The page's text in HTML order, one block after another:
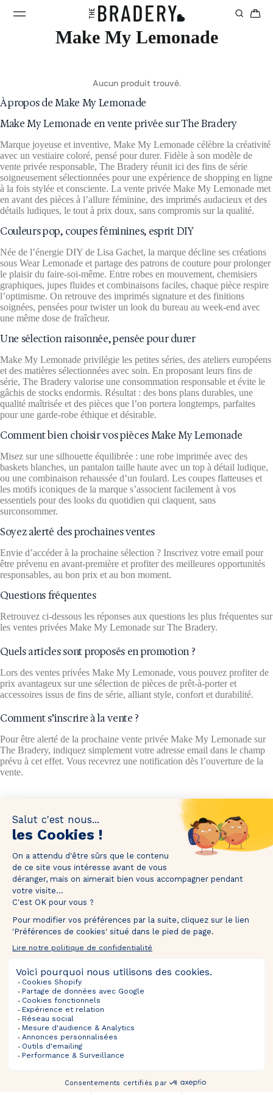
Make My Lemonade
Aucun produit trouvé.
À propos de Make My Lemonade
Make My Lemonade en vente privée sur The Bradery
Marque joyeuse et inventive, Make My Lemonade célèbre la créativité
avec un vestiaire coloré, pensé pour durer. Fidèle à son modèle de
vente privée responsable, The Bradery réunit ici des fins de série
soigneusement sélectionnées pour une expérience de shopping en ligne
à la fois stylée et consciente. La vente privée Make My Lemonade met
en avant des pièces à l’allure féminine, des imprimés audacieux et des
détails ludiques, le tout à prix doux, sans compromis sur la qualité.
Couleurs pop, coupes féminines, esprit DIY
Née de l’énergie DIY de Lisa Gachet, la marque décline ses créations
sous Wear Lemonade et partage des patrons de couture pour prolonger
le plaisir du faire‑soi‑même. Entre robes en mouvement, chemisiers
graphiques, jupes fluides et combinaisons faciles, chaque pièce respire
l’optimisme. On retrouve des imprimés signature et des finitions
soignées, pensées pour twister un look du bureau au week‑end avec
une même dose de fraîcheur.
Une sélection raisonnée, pensée pour durer
Make My Lemonade privilégie les petites séries, des ateliers européens
et des matières sélectionnées avec soin. En proposant leurs fins de
série, The Bradery valorise une consommation responsable et évite le
gâchis de stocks endormis. Résultat : des bons plans durables, une
qualité maîtrisée et des pièces que l’on portera longtemps, parfaites
pour une garde‑robe éthique et désirable.
Comment bien choisir vos pièces Make My Lemonade
Misez sur une silhouette équilibrée : une robe imprimée avec des
baskets blanches, un pantalon taille haute avec un top à détail ludique,
ou une combinaison rehaussée d’un foulard. Les coupes flatteuses et
les motifs iconiques de la marque s’associent facilement à vos
essentiels pour des looks du quotidien qui claquent, sans
surconsommer.
Soyez alerté des prochaines ventes
Envie d’accéder à la prochaine sélection ? Inscrivez votre email pour
être prévenu en avant‑première et profiter des meilleures opportunités
responsables, au bon prix et au bon moment.
Questions fréquentes
Retrouvez ci-dessous les réponses aux questions les plus fréquentes sur
les ventes privées Make My Lemonade sur The Bradery.
Quels articles sont proposés en promotion ?
Lors des ventes privées Make My Lemonade, vous pouvez profiter de
prix avantageux sur une sélection de pièces de prêt‑à‑porter et
accessoires issus de fins de série, alliant style, confort et durabilité.
Comment s’inscrire à la vente ?
Pour être alerté de la prochaine vente privée Make My Lemonade sur
The Bradery, indiquez simplement votre adresse email dans le champ
prévu à cet effet. Vous recevrez une notification dès l’ouverture de la
vente.
1M de followers !
belles pièces !
Ventes À Venir
Sélections
Informations
À Propos